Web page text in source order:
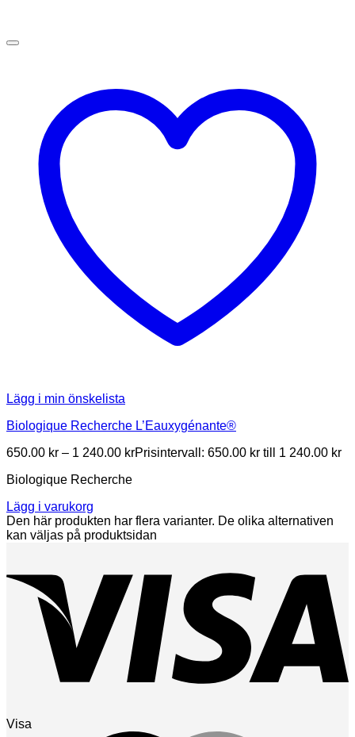
Lägg i min önskelista
Biologique Recherche L’Eauxygénante®
650.00 kr – 1 240.00 krPrisintervall: 650.00 kr till 1 240.00 kr
Biologique Recherche
Lägg i varukorg
Den här produkten har flera varianter. De olika alternativen
kan väljas på produktsidan
Visa